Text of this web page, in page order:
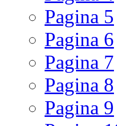
Pagina 5
Pagina 6
Pagina 7
Pagina 8
Pagina 9